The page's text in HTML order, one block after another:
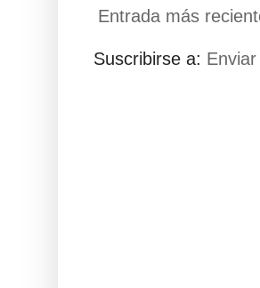
Entrada más
Suscribirse a: